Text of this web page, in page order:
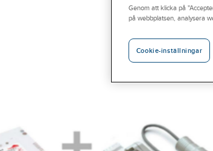
Genom att klicka på
på webbplatsen, analysera
Cookie-inställningar